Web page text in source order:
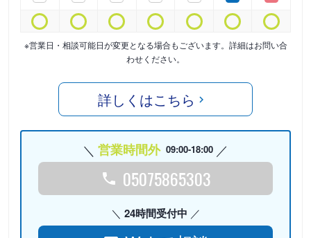
※営業日・相談可能日が変更となる場合もございます。詳細はお問い合
わせください。
詳しくはこちら
営業時間外 09:00-18:00
05075865303
24時間受付中